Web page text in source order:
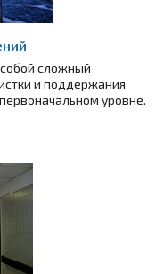
сложный
и поддержания
уровне.